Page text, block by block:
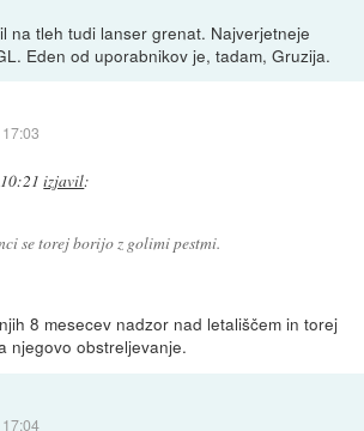
na tleh tudi lanser grenat. Najverjetneje
Eden od uporabnikov je, tadam, Gruzija.
izjavil:
se torej borijo z golimi pestmi.
8 mesecev nadzor nad letališčem in torej
njegovo obstreljevanje.